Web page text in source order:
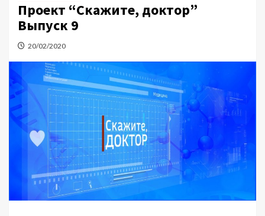
Проект “Скажите, доктор”
Выпуск 9
20/02/2020